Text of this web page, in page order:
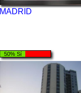
MADRID
50% Sí